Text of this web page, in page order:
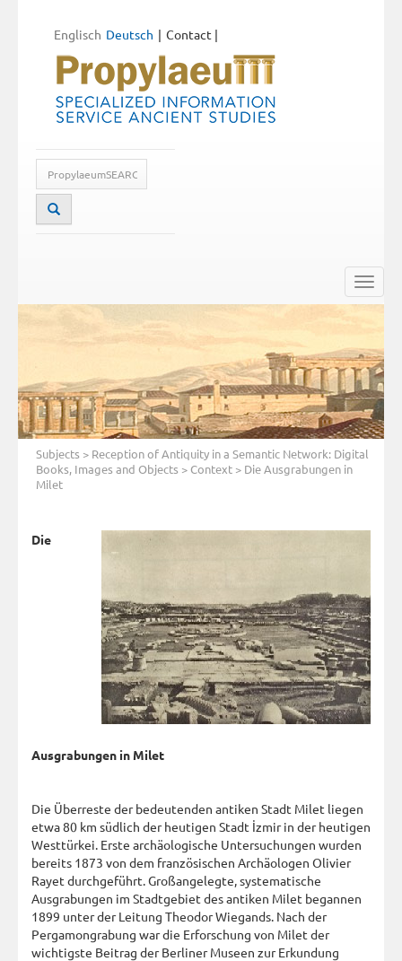
Deutsch
Englisch Contact |
Toggle
Subjects > Reception of Antiquity in a Semantic Network: Digital
Books, Images and Objects >Context > Die Ausgrabungen in
Milet
Die
Ausgrabungen in Milet
Die Überreste der bedeutenden antiken Stadt Milet liegen
etwa 80 km südlich der heutigen Stadt İzmir in der heutigen
Westtürkei. Erste archäologische Untersuchungen wurden
bereits 1873 von dem französischen Archäologen Olivier
Rayet durchgeführt. Großangelegte, systematische
Ausgrabungen im Stadtgebiet des antiken Milet begannen
1899 unter der Leitung Theodor Wiegands. Nach der
Pergamongrabung war die Erforschung von Milet der
wichtigste Beitrag der Berliner Museen zur Erkundung